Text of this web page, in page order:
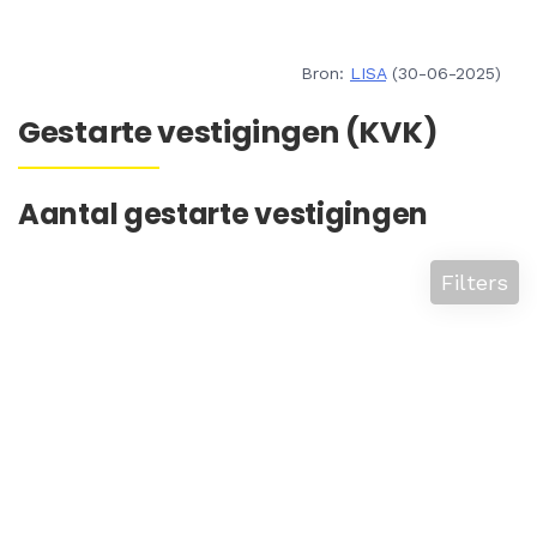
Bron: LISA(30-06-2025)
Gestarte vestigingen (KVK)
Aantal gestarte vestigingen
Filters